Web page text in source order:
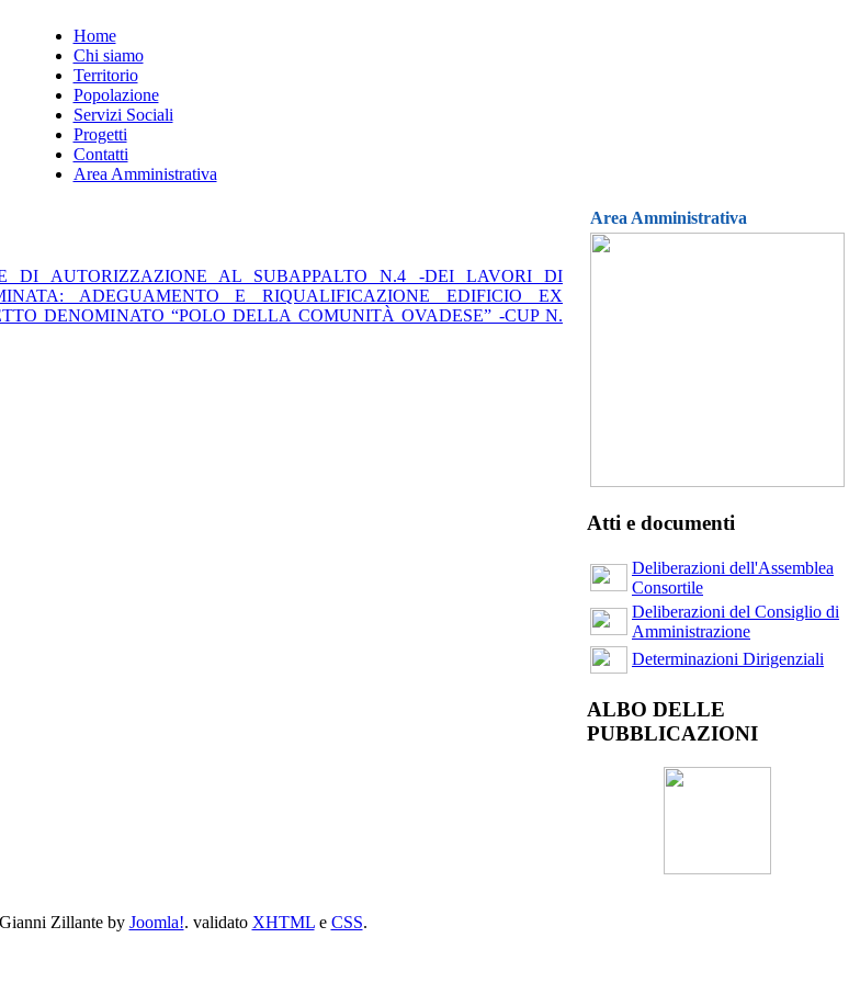
Home
Chi siamo
Territorio
Popolazione
Servizi Sociali
Progetti
Contatti
Area Amministrativa
DI AUTORIZZAZIONE AL SUBAPPALTO N.4 -DEI LAVORI DI
ADEGUAMENTO E RIQUALIFICAZIONE EDIFICIO EX
DENOMINATO “POLO DELLA COMUNITÀ OVADESE” -CUP N.
Area Amministrativa
Atti e documenti
Deliberazioni dell'Assemblea
Consortile
Deliberazioni del Consiglio di
Amministrazione
Determinazioni Dirigenziali
ALBO DELLE
PUBBLICAZIONI
Zillante by Joomla!. validato XHTMLe CSS.